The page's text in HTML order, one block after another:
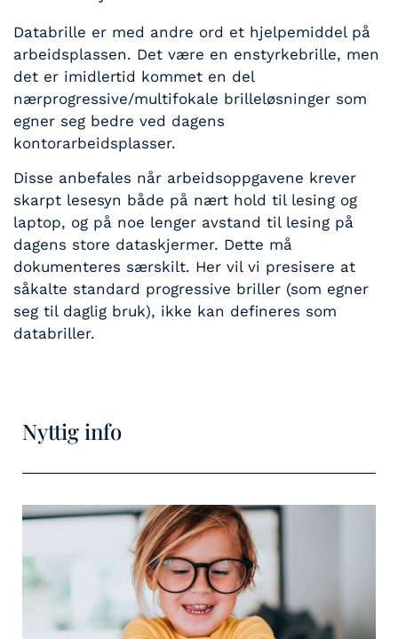
Databrille er med andre ord et hjelpemiddel på
arbeidsplassen. Det være en enstyrkebrille, men
det er imidlertid kommet en del
nærprogressive/multifokale brilleløsninger som
egner seg bedre ved dagens
kontorarbeidsplasser.
Disse anbefales når arbeidsoppgavene krever
skarpt lesesyn både på nært hold til lesing og
laptop, og på noe lenger avstand til lesing på
dagens store dataskjermer. Dette må
dokumenteres særskilt. Her vil vi presisere at
såkalte standard progressive briller (som egner
seg til daglig bruk), ikke kan defineres som
databriller.
Nyttig info